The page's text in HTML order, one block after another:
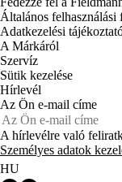
Általános felhasználási
Adatkezelési
A Márkáról
Szervíz
Sütik kezelése
Hírlevél
Az Ön e-mail címe
A hírlevélre való
Személyes adatok
HU